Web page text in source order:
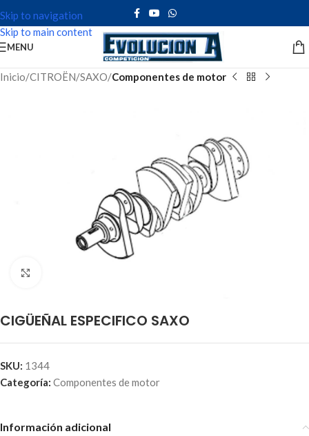
Skip to navigation
Skip to main content
MENU
Inicio CITROËN SAXO Componentes de motor
CIGÜEÑAL ESPECIFICO SAXO
SKU: 1344
Categoría: Componentes de motor
Información adicional